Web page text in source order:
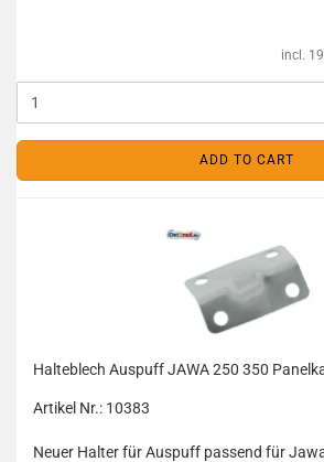
incl.
ADD TO CART
Halteblech Auspuff JAWA 250 350
Artikel Nr.: 10383
Neuer Halter für Auspuff passend für